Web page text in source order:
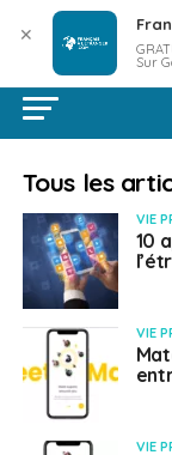
Tous les
VIE
10
VIE
VIE
✕
Sur